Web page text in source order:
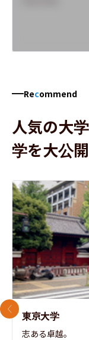
Recommend
人気の大
学を大公開
東京大学
志ある卓越。
前のスライド